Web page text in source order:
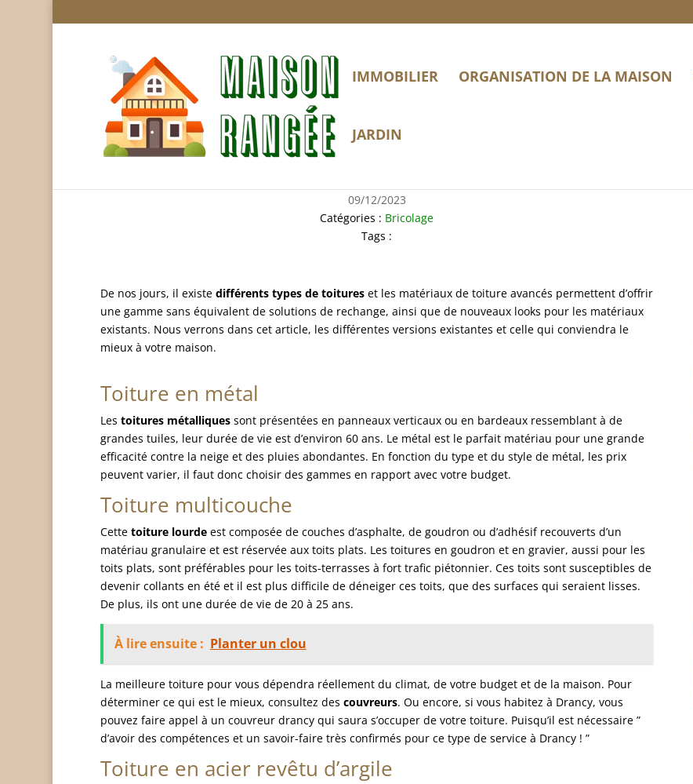
IMMOBILIER ORGANISATION DE LA MAISON
JARDIN
09/12/2023
Catégories : Bricolage
Tags :
De nos jours, il existe différents types de toitureset les matériaux de toiture avancés permettent d’offrir
une gamme sans équivalent de solutions de rechange, ainsi que de nouveaux looks pour les matériaux
existants. Nous verrons dans cet article, les différentes versions existantes et celle qui conviendra le
mieux à votre maison.
Toiture en métal
Les toitures métalliquessont présentées en panneaux verticaux ou en bardeaux ressemblant à de
grandes tuiles, leur durée de vie est d’environ 60 ans. Le métal est le parfait matériau pour une grande
efficacité contre la neige et des pluies abondantes. En fonction du type et du style de métal, les prix
peuvent varier, il faut donc choisir des gammes en rapport avec votre budget.
Toiture multicouche
Cette toiture lourdeest composée de couches d’asphalte, de goudron ou d’adhésif recouverts d’un
matériau granulaire et est réservée aux toits plats. Les toitures en goudron et en gravier, aussi pour les
toits plats, sont préférables pour les toits-terrasses à fort trafic piétonnier. Ces toits sont susceptibles de
devenir collants en été et il est plus difficile de déneiger ces toits, que des surfaces qui seraient lisses.
De plus, ils ont une durée de vie de 20 à 25 ans.
À lire ensuite : Planter un clou
La meilleure toiture pour vous dépendra réellement du climat, de votre budget et de la maison. Pour
déterminer ce qui est le mieux, consultez des couvreurs. Ou encore, si vous habitez à Drancy, vous
pouvez faire appel à un couvreur drancy qui saura s’occuper de votre toiture. Puisqu’il est nécessaire ”
d’avoir des compétences et un savoir-faire très confirmés pour ce type de service à Drancy ! ”
Toiture en acier revêtu d’argile